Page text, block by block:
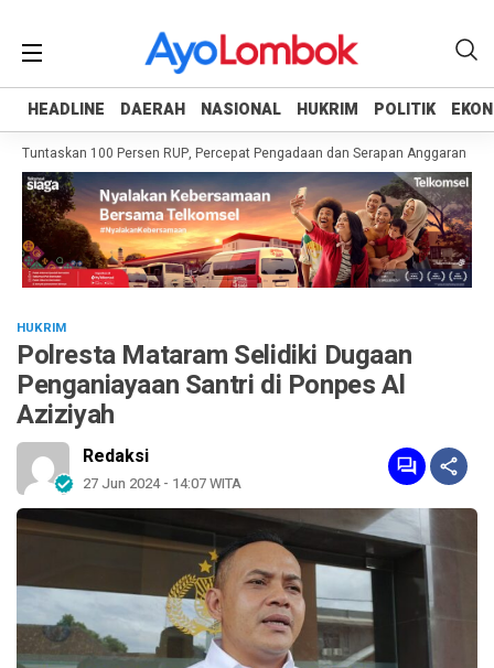
HEADLINE DAERAH NASIONAL HUKRIM POLITIK
HEADLINE DAERAH NASIONAL HUKRIM POLITIK
100 Persen RUP, Percepat Pengadaan dan Serapan Anggaran
HUKRIM
Polresta Mataram Selidiki Dugaan
Penganiayaan Santri di Ponpes Al
Aziziyah
Redaksi
27 Jun 2024 - 14:07 WITA